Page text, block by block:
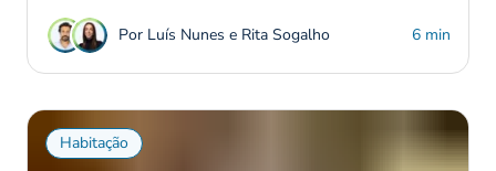
Por Luís Nunes e Rita Sogalho 6 min
Habitação